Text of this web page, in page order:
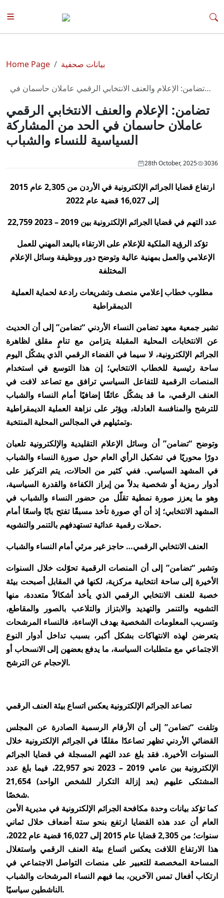
Home Page بيانات صحفية
تضامن: الإعلام والعنف الانتخابي الرقمي عاملان حاسمان في
تضامن: الإعلام والعنف الانتخابي الرقمي
عاملان حاسمان في الحد من المشاركة
السياسية للنساء والشباب
28th October, 2025 3036
ارتفاع قضايا الجرائم الإلكترونية في الأردن من 2,305 عام 2015
إلى 16,027 قضية عام 2022
22,759 عدد التهم في قضايا الجرائم الإلكترونية بين 2019 – 2023
​تؤكد الرؤية الملكية​ للإعلام على الارتقاء بالبعد المهني للعمل
الإعلامي والعمل بمهنية عالية وتوضح دور ووظيفة وسائل الإعلام
المختلفة
​مطلوب خطاب إعلامي منصف وتشريعات رادعة لحماية العملية
الديمقراطية
تشير جمعية معهد تضامن النساء الأردني “تضامن” إلى أن الحديث
عن الانتخابات المحلية المقبلة يتزامن مع تنامٍ مقلق لظاهرة
الجرائم الإلكترونية، لا سيما في الفضاء الرقمي الذي يشكّل اليوم
ساحة رئيسية للخطاب الانتخابي؛ إن هذا التوسع في استخدام
المنصات الرقمية للتفاعل السياسي ترافق مع تصاعد لافت في
العنف الرقمي، ما قد يشكّل عائقًا إضافيًا أمام النساء والشباب
للترشح والمنافسة العادلة، ويؤثر على نزاهة العملية الديمقراطية
وتمثيلهم في المجالس المحلية المنتخبة.
وتوضح “تضامن” أن وسائل الإعلام التقليدية والإلكترونية تلعبان
دورًا محوريًا في تشكيل الرأي العام حول صورة النساء والشباب
في المشهد السياسي. ففي كثير من الحالات، يتم التركيز على
أدوار رمزية أو شخصية بدلاً من إبراز الكفاءة والقدرة السياسية،
وهو ما يعزز صورة نمطية تقلّل من حضور النساء والشباب في
المشهد الانتخابي؛ إذ أن أي صورة تأخذ مسبقًا تفتح بابًا واسعًا أمام
حملات رقمية عدائية تستهدفهم بالتنمر والتشويه.
العنف الانتخابي الرقمي… حاجز غير مرئي أمام النساء والشباب
وتشير “تضامن” إلى أن المنصات الرقمية تحوّلت خلال السنوات
الأخيرة إلى ساحة انتخابية مركزية، لكنها في المقابل أصبحت بيئة
خصبة للعنف الانتخابي الرقمي الذي يأخذ أشكالاً متعددة، منها
التشويه والتنمر والتهديد والابتزاز والتلاعب بالصور والمقاطع،
وتسريب المعلومات الشخصية بهدف الإساءة، فالنساء المرشحات
يتعرضن لهذه الانتهاكات بشكل أكبر، بسبب تداخل أدوار النوع
الاجتماعي مع متطلبات السياسة، ما يدفع بعضهن إلى الانسحاب أو
الإحجام عن الترشح.
تصاعد الجرائم الإلكترونية يعكس اتساع بيئة العنف الرقمي
وتلفت “تضامن” إلى أن الأرقام الرسمية الصادرة عن المجلس
القضائي الأردني تظهر تصاعدًا مقلقًا في الجرائم الإلكترونية خلال
السنوات الأخيرة. فقد بلغ عدد التهم المسجلة في قضايا الجرائم
الإلكترونية بين عامي 2019 – 2023 نحو 22,957، فيما بلغ عدد
المشتكى عليهم (بعد إزالة التكرار للشخص الواحد) 21,654
شخصًا.
كما تؤكد بيانات وحدة مكافحة الجرائم الإلكترونية في مديرية الأمن
العام أن عدد هذه القضايا ارتفع بنحو ستة أضعاف خلال ثماني
سنوات؛ من 2,305 قضايا عام 2015 إلى 16,027 قضية عام 2022،
هذا الارتفاع اللافت يعكس اتساع بيئة العنف الرقمي واستغلال
المساحة المخصصة للتعبير على منصات التواصل الاجتماعي في
ارتكاب أفعال تمس الآخرين، بما فيهم النساء المرشحات والشباب
الناشطين سياسيًا.